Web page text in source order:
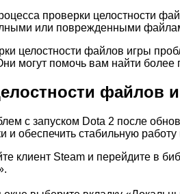
проверки целостности
или поврежденными
целостности файлов игры
могут помочь вам найти
файлов
с запуском Dota 2 после
и обеспечить стабильную работу
клиент Steam и перейдите в